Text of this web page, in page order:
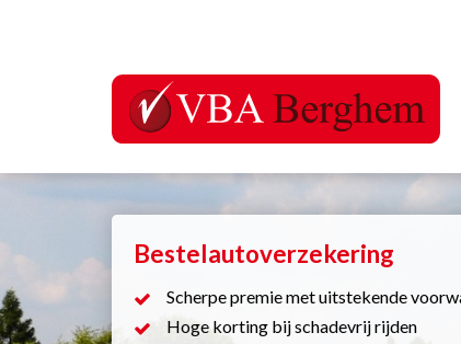
Bestelautoverzekering
Scherpe premie met uitstekende
Hoge korting bij schadevrij rijden